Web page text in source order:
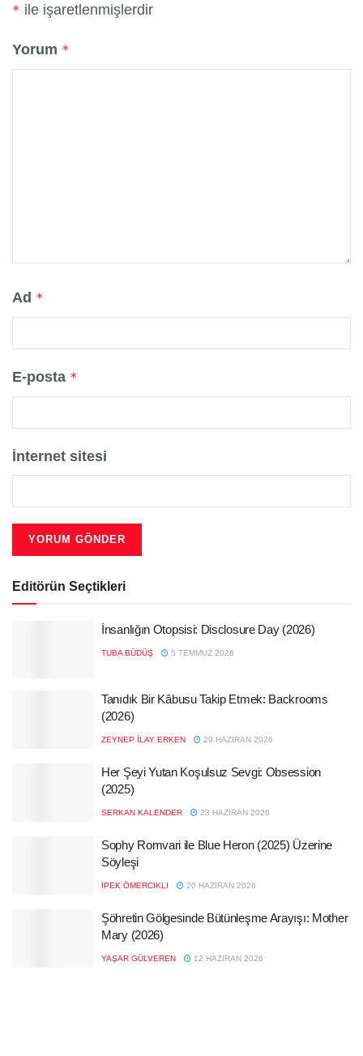
* ile işaretlenmişlerdir
Yorum *
Ad *
E-posta *
İnternet sitesi
Editörün Seçtikleri
İnsanlığın Otopsisi: Disclosure Day (2026)
TUBA BÜDÜŞ 5 TEMMUZ 2026
Tanıdık Bir Kâbusu Takip Etmek: Backrooms
(2026)
ZEYNEP İLAY ERKEN 29 HAZIRAN 2026
Her Şeyi Yutan Koşulsuz Sevgi: Obsession
(2025)
SERKAN KALENDER 23 HAZIRAN 2026
Sophy Romvari ile Blue Heron (2025) Üzerine
Söyleşi
İPEK ÖMERCIKLI 20 HAZIRAN 2026
Şöhretin Gölgesinde Bütünleşme Arayışı: Mother
Mary (2026)
YAŞAR GÜLVEREN 12 HAZIRAN 2026